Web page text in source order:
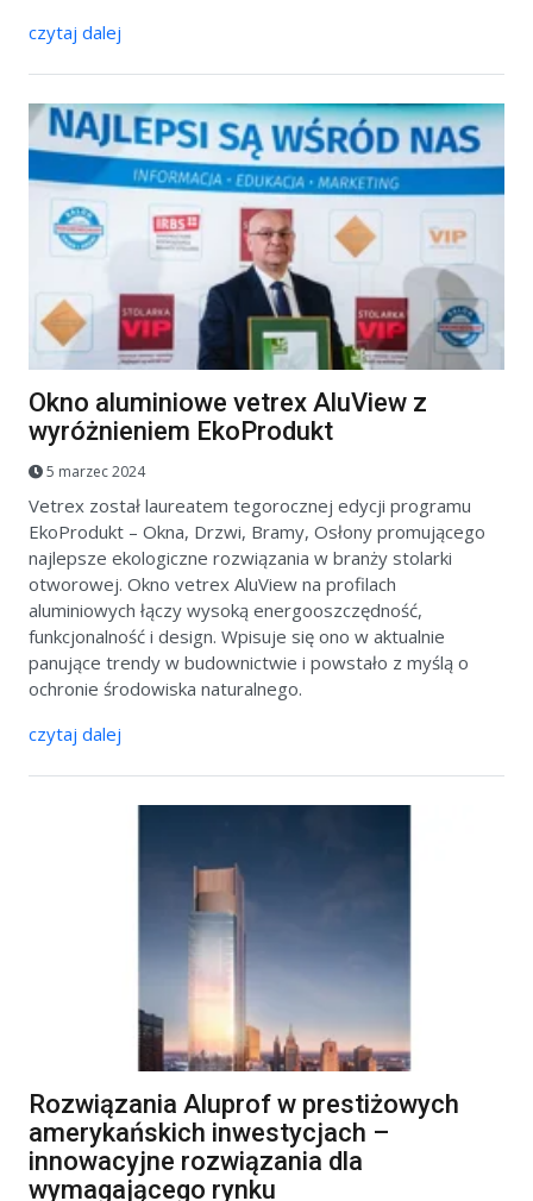
czytaj dalej
Okno aluminiowe vetrex AluView z
wyróżnieniem EkoProdukt
5 marzec 2024
Vetrex został laureatem tegorocznej edycji programu
EkoProdukt – Okna, Drzwi, Bramy, Osłony promującego
najlepsze ekologiczne rozwiązania w branży stolarki
otworowej. Okno vetrex AluView na profilach
aluminiowych łączy wysoką energooszczędność,
funkcjonalność i design. Wpisuje się ono w aktualnie
panujące trendy w budownictwie i powstało z myślą o
ochronie środowiska naturalnego.
czytaj dalej
Rozwiązania Aluprof w prestiżowych
amerykańskich inwestycjach –
innowacyjne rozwiązania dla
wymagającego rynku